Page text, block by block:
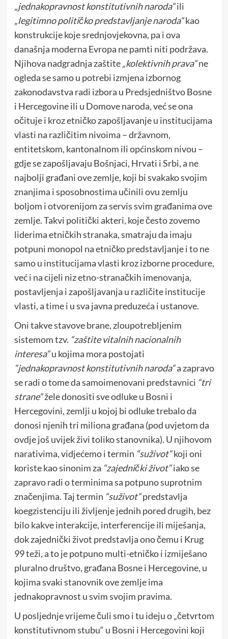
„jednakopravnost konstitutivnih naroda“ili
„legitimno političko predstavljanje naroda“kao
konstrukcije koje srednjovjekovna, pa i ova
današnja moderna Evropa ne pamti niti podržava.
Njihova nadgradnja zaštite„kolektivnih prava“ne
ogleda se samo u potrebi izmjena izbornog
zakonodavstva radi izbora u Predsjedništvo Bosne
i Hercegovine ili u Domove naroda, već se ona
očituje i kroz etničko zapošljavanje u institucijama
vlasti na različitim nivoima – državnom,
entitetskom, kantonalnom ili općinskom nivou –
gdje se zapošljavaju Bošnjaci, Hrvati i Srbi, a ne
najbolji građani ove zemlje, koji bi svakako svojim
znanjima i sposobnostima učinili ovu zemlju
boljom i otvorenijom za servis svim građanima ove
zemlje. Takvi politički akteri, koje često zovemo
liderima etničkih stranaka, smatraju da imaju
potpuni monopol na etničko predstavljanje i to ne
samo u institucijama vlasti kroz izborne procedure,
već i na cijeli niz etno-stranačkih imenovanja,
postavljenja i zapošljavanja u različite institucije
vlasti, a time i u sva javna preduzeća i ustanove.
Oni takve stavove brane, zloupotrebljenim
sistemom tzv. “zaštite vitalnih nacionalnih
interesa“u kojima mora postojati
“jednakopravnost konstitutivnih naroda“a zapravo
se radi o tome da samoimenovani predstavnici “tri
strane“žele donositi sve odluke u Bosni i
Hercegovini, zemlji u kojoj bi odluke trebalo da
donosi njenih tri miliona građana (pod uvjetom da
ovdje još uvijek živi toliko stanovnika). U njihovom
narativima, vidjećemo i termin “suživot“koji oni
koriste kao sinonim za “zajednički život“iako se
zapravo radi o terminima sa potpuno suprotnim
značenjima. Taj termin “suživot“predstavlja
koegzistenciju ili življenje jednih pored drugih, bez
bilo kakve interakcije, interferencije ili miješanja,
dok zajednički život predstavlja ono čemu i Krug
99 teži, a to je potpuno multi-etničko i izmiješano
pluralno društvo, građana Bosne i Hercegovine, u
kojima svaki stanovnik ove zemlje ima
jednakopravnost u svim svojim pravima.
U posljednje vrijeme čuli smo i tu ideju o „četvrtom
konstitutivnom stubu“ u Bosni i Hercegovini koji